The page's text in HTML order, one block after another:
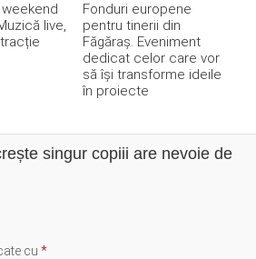
live,
Fonduri europene
pentru tinerii din
Făgăraș. Eveniment
dedicat celor care vor
să își transforme ideile
în proiecte
singur copiii are nevoie de
cu *